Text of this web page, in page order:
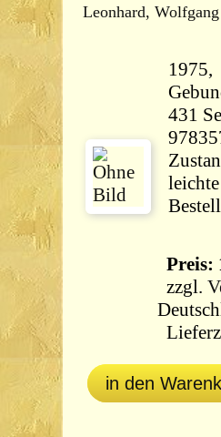
Leonhard, Wolfgang
1975,
431 Seiten
Preis:
zzgl.
in den